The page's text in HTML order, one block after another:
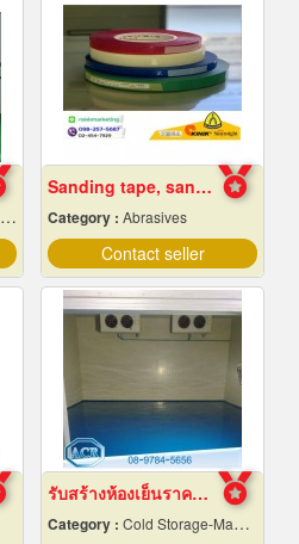
Sanding tape, sandpaper
Category : Abrasives
Contact seller
รับสร้างห้องเย็นราคาถูก
Category : Cold Storage-Manufacturers & Installation Designer